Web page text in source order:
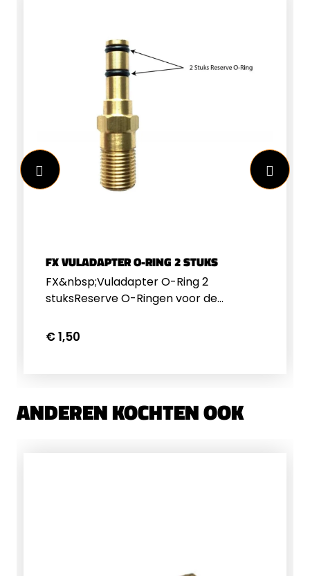
FX VULADAPTER O-RING 2 STUKS
FX&nbsp;Vuladapter O-Ring 2
stuksReserve O-Ringen voor de
€ 1,50
ANDEREN KOCHTEN OOK